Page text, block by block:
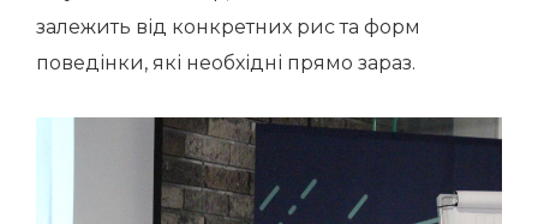
залежить від конкретних рис та форм
поведінки, які необхідні прямо зараз.